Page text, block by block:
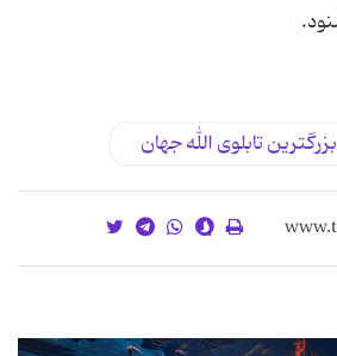
بزرگترین تابلوی الله جهان